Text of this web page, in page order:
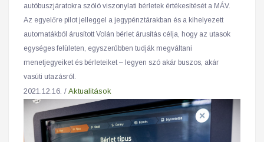
autóbuszjáratokra szóló viszonylati bérletek értékesítését a MÁV.
Az egyelőre pilot jelleggel a jegypénztárakban és a kihelyezett
automatákból árusított Volán bérlet árusítás célja, hogy az utasok
egységes felületen, egyszerűbben tudják megváltani
menetjegyeiket és bérleteiket – legyen szó akár buszos, akár
vasúti utazásról.
2021.12.16. / Aktualitások